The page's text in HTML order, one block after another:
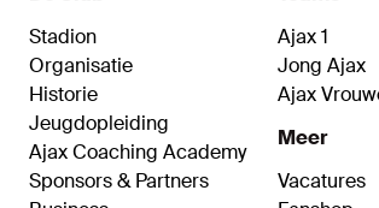
Stadion
Organisatie
Historie
Jeugdopleiding
Ajax Coaching Academy
Sponsors & Partners
Ajax 1
Jong Ajax
Ajax
Meer
Vacatures